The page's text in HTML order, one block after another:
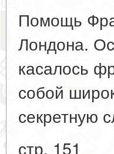
Помощь
Лондона.
касалось
собой
секретную
стр. 151